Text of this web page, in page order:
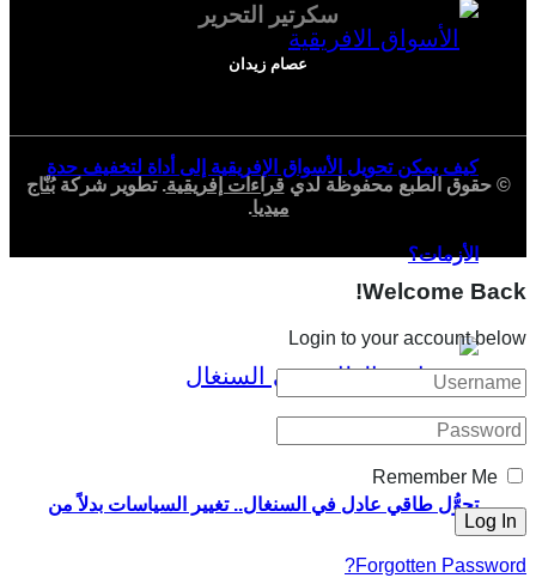
كيف يمكن تحويل الأسواق الإفريقية إلى أداة لتخفيف حدة
الأزمات؟
تحوُّل طاقي عادل في السنغال.. تغيير السياسات بدلاً من
سكرتير التحرير
عصام زيدان
© حقوق الطبع محفوظة لديقراءات إفريقية. تطوير شركةبُنّاج
ميديا.
Welcome Back!
Login to your account below
Remember Me
Forgotten Password?